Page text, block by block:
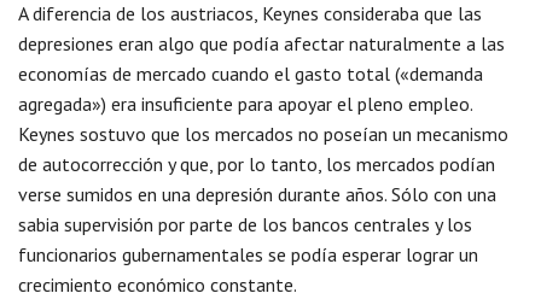
A diferencia de los austriacos, Keynes consideraba que las
depresiones eran algo que podía afectar naturalmente a las
economías de mercado cuando el gasto total («demanda
agregada») era insuficiente para apoyar el pleno empleo.
Keynes sostuvo que los mercados no poseían un mecanismo
de autocorrección y que, por lo tanto, los mercados podían
verse sumidos en una depresión durante años. Sólo con una
sabia supervisión por parte de los bancos centrales y los
funcionarios gubernamentales se podía esperar lograr un
crecimiento económico constante.